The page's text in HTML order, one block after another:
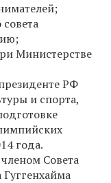
Министерстве
РФ
и спорта,
года.
Совета